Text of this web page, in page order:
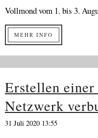
Vollmond vom 1. bis 3.
MEHR INFO
Erstellen
Netzwerk
31 Juli 2020 13:55